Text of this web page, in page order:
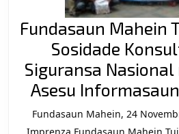
Fundasaun Mahein
Sosidade
Siguransa
Asesu
Fundasaun Mahein, 24